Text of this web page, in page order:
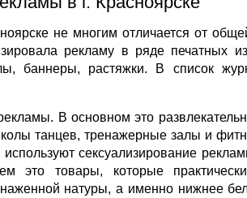
не многим отличается от
рекламу в ряде печатных
баннеры, растяжки. В список
В основном это
танцев, тренажерные залы и
сексуализирование
товары, которые
натуры, а именно нижнее